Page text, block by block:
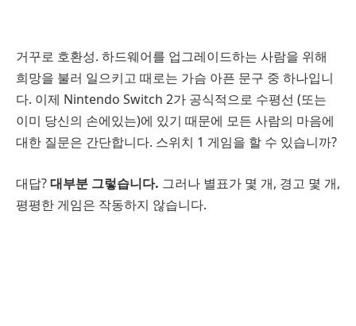
거꾸로 호환성. 하드웨어를 업그레이드하는 사람을 위해
희망을 불러 일으키고 때로는 가슴 아픈 문구 중 하나입니
다. 이제 Nintendo Switch 2가 공식적으로 수평선 (또는
이미 당신의 손에있는)에 있기 때문에 모든 사람의 마음에
대한 질문은 간단합니다. 스위치 1 게임을 할 수 있습니까?
대답?대부분 그렇습니다. 그러나 별표가 몇 개, 경고 몇 개,
평평한 게임은 작동하지 않습니다.